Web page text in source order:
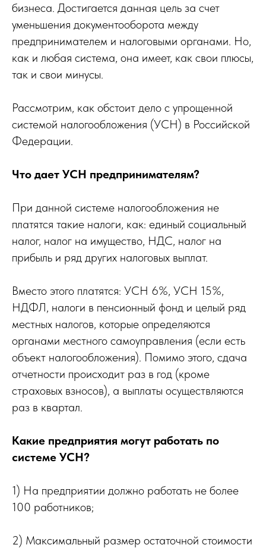
бизнеса. Достигается данная цель за счет
уменьшения документооборота между
предпринимателем и налоговыми органами. Но,
как и любая система, она имеет, как свои плюсы,
так и свои минусы.
Рассмотрим, как обстоит дело с упрощенной
системой налогообложения (УСН) в Российской
Федерации.
Что дает УСН предпринимателям?
При данной системе налогообложения не
платятся такие налоги, как: единый социальный
налог, налог на имущество, НДС, налог на
прибыль и ряд других налоговых выплат.
Вместо этого платятся: УСН 6%, УСН 15%,
НДФЛ, налоги в пенсионный фонд и целый ряд
местных налогов, которые определяются
органами местного самоуправления (если есть
объект налогообложения). Помимо этого, сдача
отчетности происходит раз в год (кроме
страховых взносов), а выплаты осуществляются
раз в квартал.
Какие предприятия могут работать по
системе УСН?
1) На предприятии должно работать не более
100 работников;
2) Максимальный размер остаточной стоимости